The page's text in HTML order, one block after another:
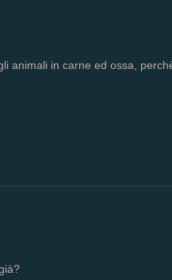
animali in carne ed ossa,